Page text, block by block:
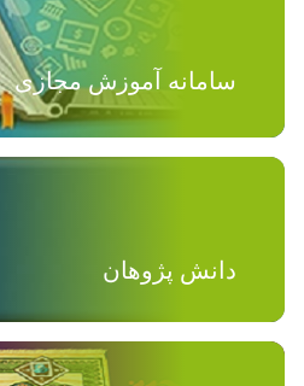
سامانه آموزش مجازی
دانش پژوهان